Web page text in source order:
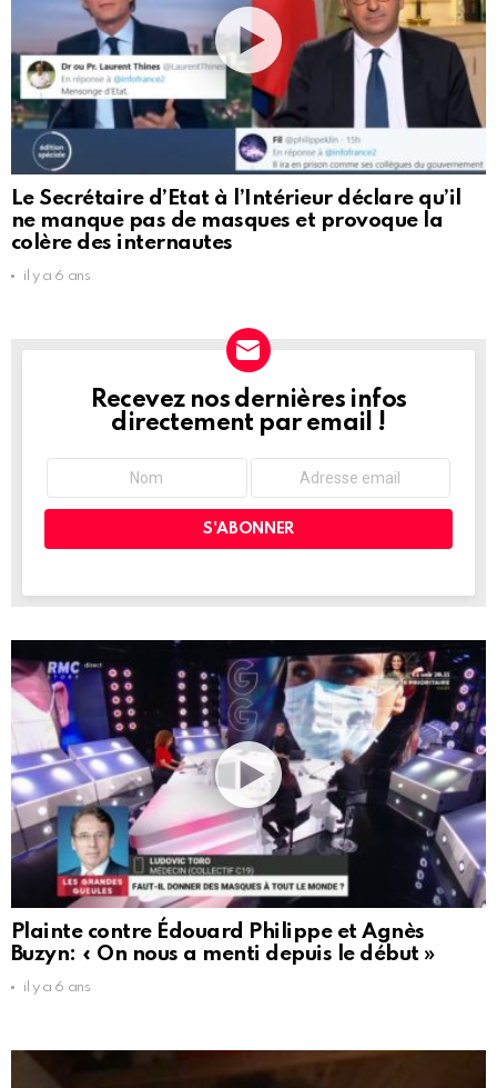
Le Secrétaire d’Etat à l’Intérieur déclare qu’il
ne manque pas de masques et provoque la
colère des internautes
il y a 6 ans
NEWSLETTER
Recevez nos dernières infos
directement par email !
Plainte contre Édouard Philippe et Agnès
Buzyn: « On nous a menti depuis le début »
il y a 6 ans